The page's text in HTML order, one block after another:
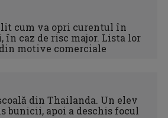
cum va opri curentul în
în caz de risc major. Lista lor
motive comerciale
din Thailanda. Un elev
bunicii, apoi a deschis focul